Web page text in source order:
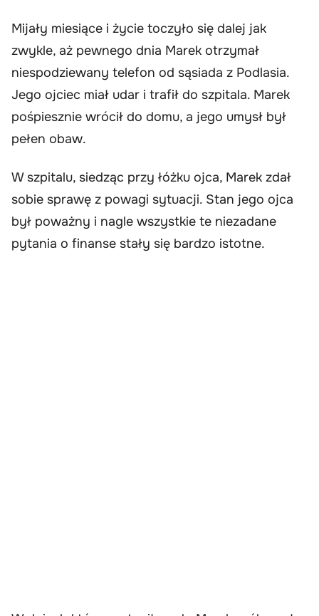
Mijały miesiące i życie toczyło się dalej jak
zwykle, aż pewnego dnia Marek otrzymał
niespodziewany telefon od sąsiada z Podlasia.
Jego ojciec miał udar i trafił do szpitala. Marek
pośpiesznie wrócił do domu, a jego umysł był
pełen obaw.
W szpitalu, siedząc przy łóżku ojca, Marek zdał
sobie sprawę z powagi sytuacji. Stan jego ojca
był poważny i nagle wszystkie te niezadane
pytania o finanse stały się bardzo istotne.